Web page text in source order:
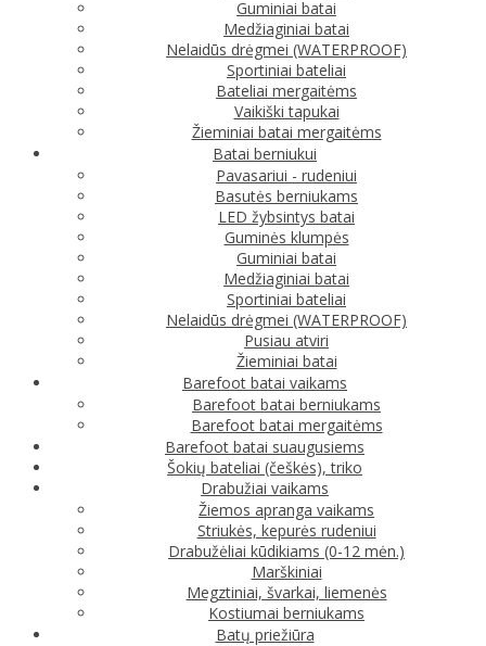
Guminiai batai
Medžiaginiai batai
Nelaidūs drėgmei (WATERPROOF)
Sportiniai bateliai
Bateliai mergaitėms
Vaikiški tapukai
Žieminiai batai mergaitėms
Batai berniukui
Pavasariui - rudeniui
Basutės berniukams
LED žybsintys batai
Guminės klumpės
Guminiai batai
Medžiaginiai batai
Sportiniai bateliai
Nelaidūs drėgmei (WATERPROOF)
Pusiau atviri
Žieminiai batai
Barefoot batai vaikams
Barefoot batai berniukams
Barefoot batai mergaitėms
Barefoot batai suaugusiems
Šokių bateliai (češkės), triko
Drabužiai vaikams
Žiemos apranga vaikams
Striukės, kepurės rudeniui
Drabužėliai kūdikiams (0-12 mėn.)
Marškiniai
Megztiniai, švarkai, liemenės
Kostiumai berniukams
Batų priežiūra